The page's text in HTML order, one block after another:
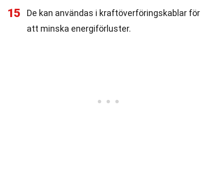
15
De kan användas i kraftöverföringskablar för
att minska energiförluster.